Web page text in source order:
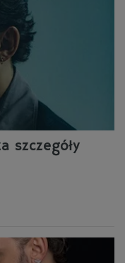
szczegóły